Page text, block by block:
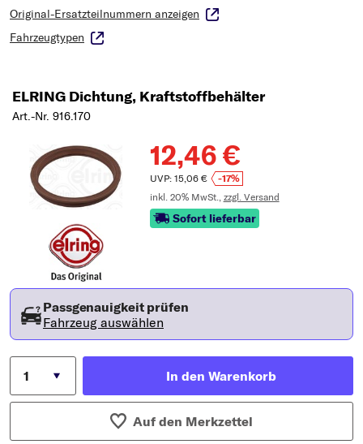
Original-Ersatzteilnummern anzeigen
Fahrzeugtypen
ELRING Dichtung, Kraftstoffbehälter
Art.-Nr. 916.170
12,46 €
UVP: 15,06 €
-17%
inkl. 20% MwSt., zzgl. Versand
Sofort lieferbar
Passgenauigkeit prüfen
Fahrzeug auswählen
In den Warenkorb
Auf den Merkzettel